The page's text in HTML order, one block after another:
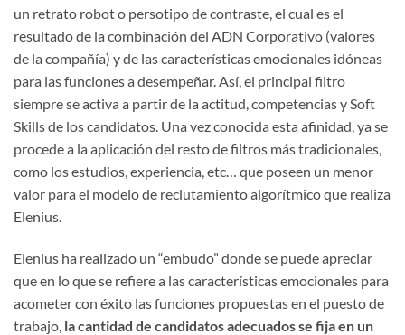
un retrato robot o persotipo de contraste, el cual es el
resultado de la combinación del ADN Corporativo (valores
de la compañía) y de las características emocionales idóneas
para las funciones a desempeñar. Así, el principal filtro
siempre se activa a partir de la actitud, competencias y Soft
Skills de los candidatos. Una vez conocida esta afinidad, ya se
procede a la aplicación del resto de filtros más tradicionales,
como los estudios, experiencia, etc… que poseen un menor
valor para el modelo de reclutamiento algorítmico que realiza
Elenius.
Elenius ha realizado un “embudo” donde se puede apreciar
que en lo que se refiere a las características emocionales para
acometer con éxito las funciones propuestas en el puesto de
trabajo, la cantidad de candidatos adecuados se fija en un